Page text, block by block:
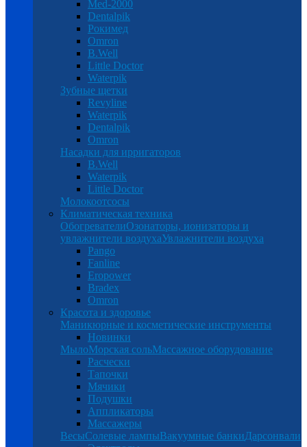
Med-2000
Dentalpik
Рокимед
Omron
B.Well
Little Doctor
Waterpik
Зубные щетки
Revyline
Waterpik
Dentalpik
Omron
Насадки для ирригаторов
B.Well
Waterpik
Little Doctor
Молокоотсосы
Климатическая техника
ОбогревателиОзонаторы, ионизаторы и
увлажнители воздухаУвлажнители воздуха
Pango
Fanline
Eropower
Bradex
Omron
Красота и здоровье
Маникюрные и косметические инструменты
Новинки
МылоМорская сольМассажное оборудование
Расчески
Тапочки
Мячики
Подушки
Аппликаторы
Массажеры
ВесыСолевые лампыВакуумные банкиДарсонвали